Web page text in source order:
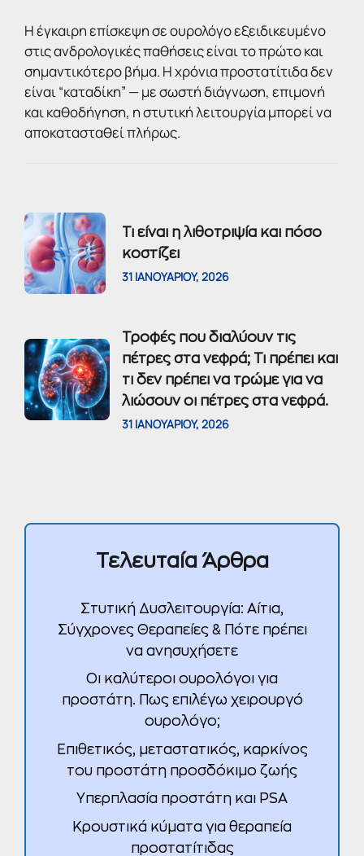
Η έγκαιρη επίσκεψη σε ουρολόγο εξειδικευμένο
στις ανδρολογικές παθήσεις είναι το πρώτο και
σημαντικότερο βήμα. Η χρόνια προστατίτιδα δεν
είναι “καταδίκη” — με σωστή διάγνωση, επιμονή
και καθοδήγηση, η στυτική λειτουργία μπορεί να
αποκατασταθεί πλήρως.
Τι είναι η λιθοτριψία και πόσο
κοστίζει
31 ΙΑΝΟΥΑΡΊΟΥ, 2026
Τροφές που διαλύουν τις
πέτρες στα νεφρά; Τι πρέπει και
τι δεν πρέπει να τρώμε για να
λιώσουν οι πέτρες στα νεφρά.
31 ΙΑΝΟΥΑΡΊΟΥ, 2026
Τελευταία Άρθρα
Στυτική Δυσλειτουργία: Αίτια,
Σύγχρονες Θεραπείες & Πότε πρέπει
να ανησυχήσετε
Οι καλύτεροι ουρολόγοι για
προστάτη. Πως επιλέγω χειρουργό
ουρολόγο;
Επιθετικός, μεταστατικός, καρκίνος
του προστάτη προσδόκιμο ζωής
Υπερπλασία προστάτη και PSA
Κρουστικά κύματα για θεραπεία
προστατίτιδας